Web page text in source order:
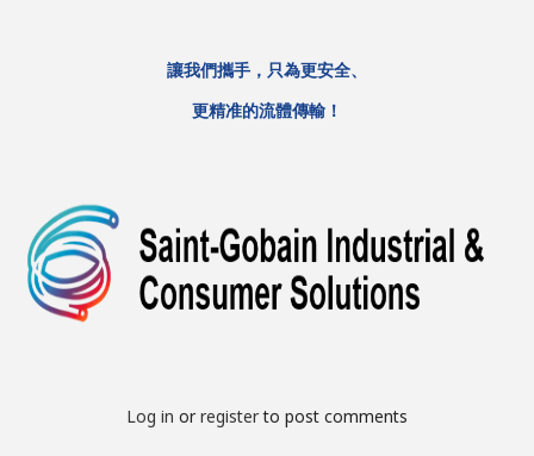
讓我們攜手，只為更安全、
更精准的流體傳輸！
Log in orregisterto post comments